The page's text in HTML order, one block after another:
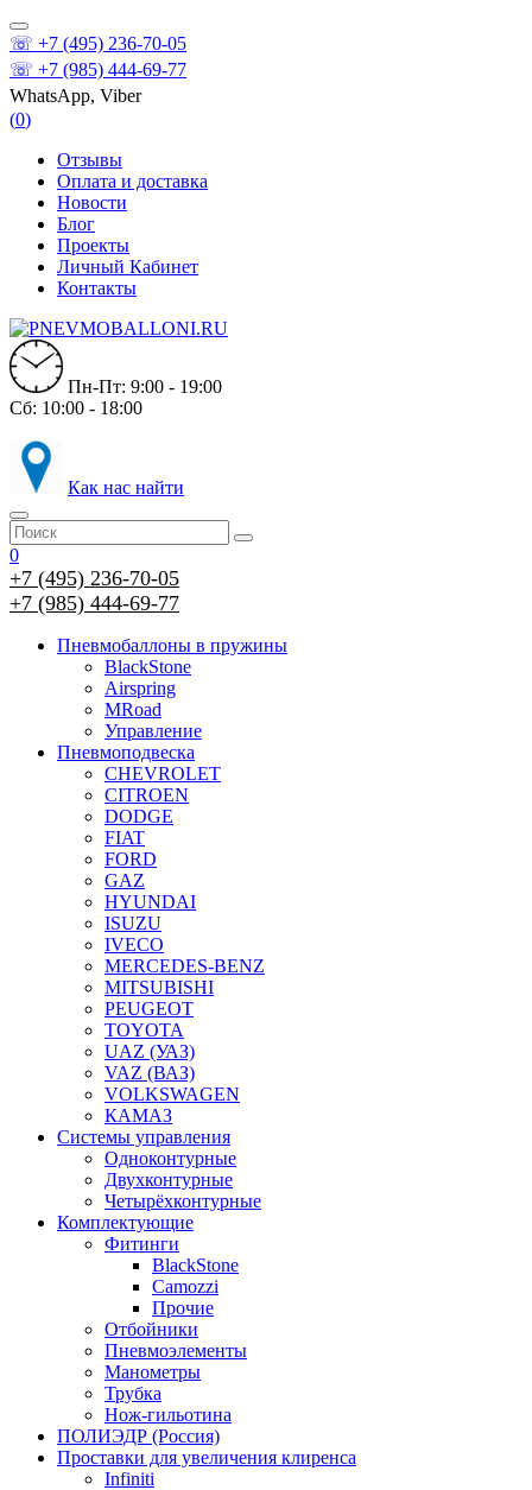
☏ +7 (495) 236-70-05
☏ +7 (985) 444-69-77
WhatsApp, Viber
(0)
Отзывы
Оплата и доставка
Новости
Блог
Проекты
Личный Кабинет
Контакты
Пн-Пт: 9:00 - 19:00
Сб: 10:00 - 18:00
Как нас найти
0
+7 (495) 236-70-05
+7 (985) 444-69-77
Пневмобаллоны в пружины
BlackStone
Airspring
MRoad
Управление
Пневмоподвеска
CHEVROLET
CITROEN
DODGE
FIAT
FORD
GAZ
HYUNDAI
ISUZU
IVECO
MERCEDES-BENZ
MITSUBISHI
PEUGEOT
TOYOTA
UAZ (УАЗ)
VAZ (ВАЗ)
VOLKSWAGEN
КАМАЗ
Системы управления
Одноконтурные
Двухконтурные
Четырёхконтурные
Комплектующие
Фитинги
BlackStone
Camozzi
Прочие
Отбойники
Пневмоэлементы
Манометры
Трубка
Нож-гильотина
ПОЛИЭДР (Россия)
Проставки для увеличения клиренса
Infiniti